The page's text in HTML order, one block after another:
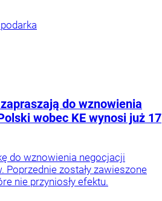
do wznowienia
wobec KE wynosi już 17
do wznowienia negocjacji
Poprzednie zostały zawieszone
nie przyniosły efektu.